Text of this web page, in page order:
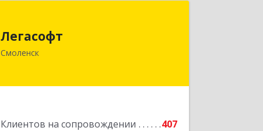
Легасофт
Смоленск
Клиентов на сопровождении
407
214018, Смоленская обл, Смоленск г,
Ново-Рославльская ул, дом № 13
Подробнее